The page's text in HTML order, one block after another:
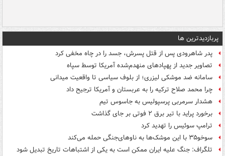
پربازدیدترین ها
پدر شاهرودی پس از قتل پسرش، جسد را در چاه مخفی کرد
تصاویر جدید از پهپادهای منهدم‌شده آمریکا توسط سپاه
سامانه ضد موشکی لیزری؛ از بلوف سیاسی تا واقعیت میدانی
چرا محمد صلاح ترکیه را به عربستان و آمریکا ترجیح داد
هشدار سرمربی پرسپولیس به جاسوس تیم
برخورد پراید با تیر برق ۲ فوتی بر جای گذاشت
ترامپ سوئیس را تهدید کرد
سوخو۳۵ با این موشک‌ها به ناوهای‌جنگی حمله می‌کند
تلگراف: جنگ علیه ایران ممکن است به یکی از اشتباهات تاریخ تبدیل شود